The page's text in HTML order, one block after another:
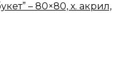
– 80×80, х. акрил,